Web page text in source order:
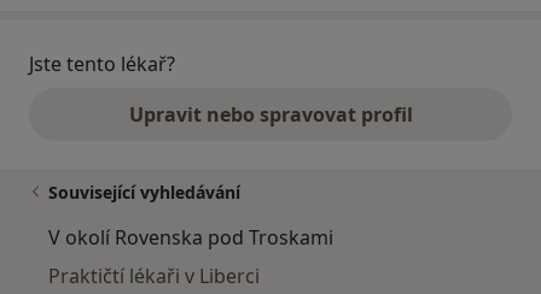
Jste tento lékař?
Upravit nebo spravovat profil
Související vyhledávání
V okolí Rovenska pod Troskami
Praktičtí lékaři v Liberci